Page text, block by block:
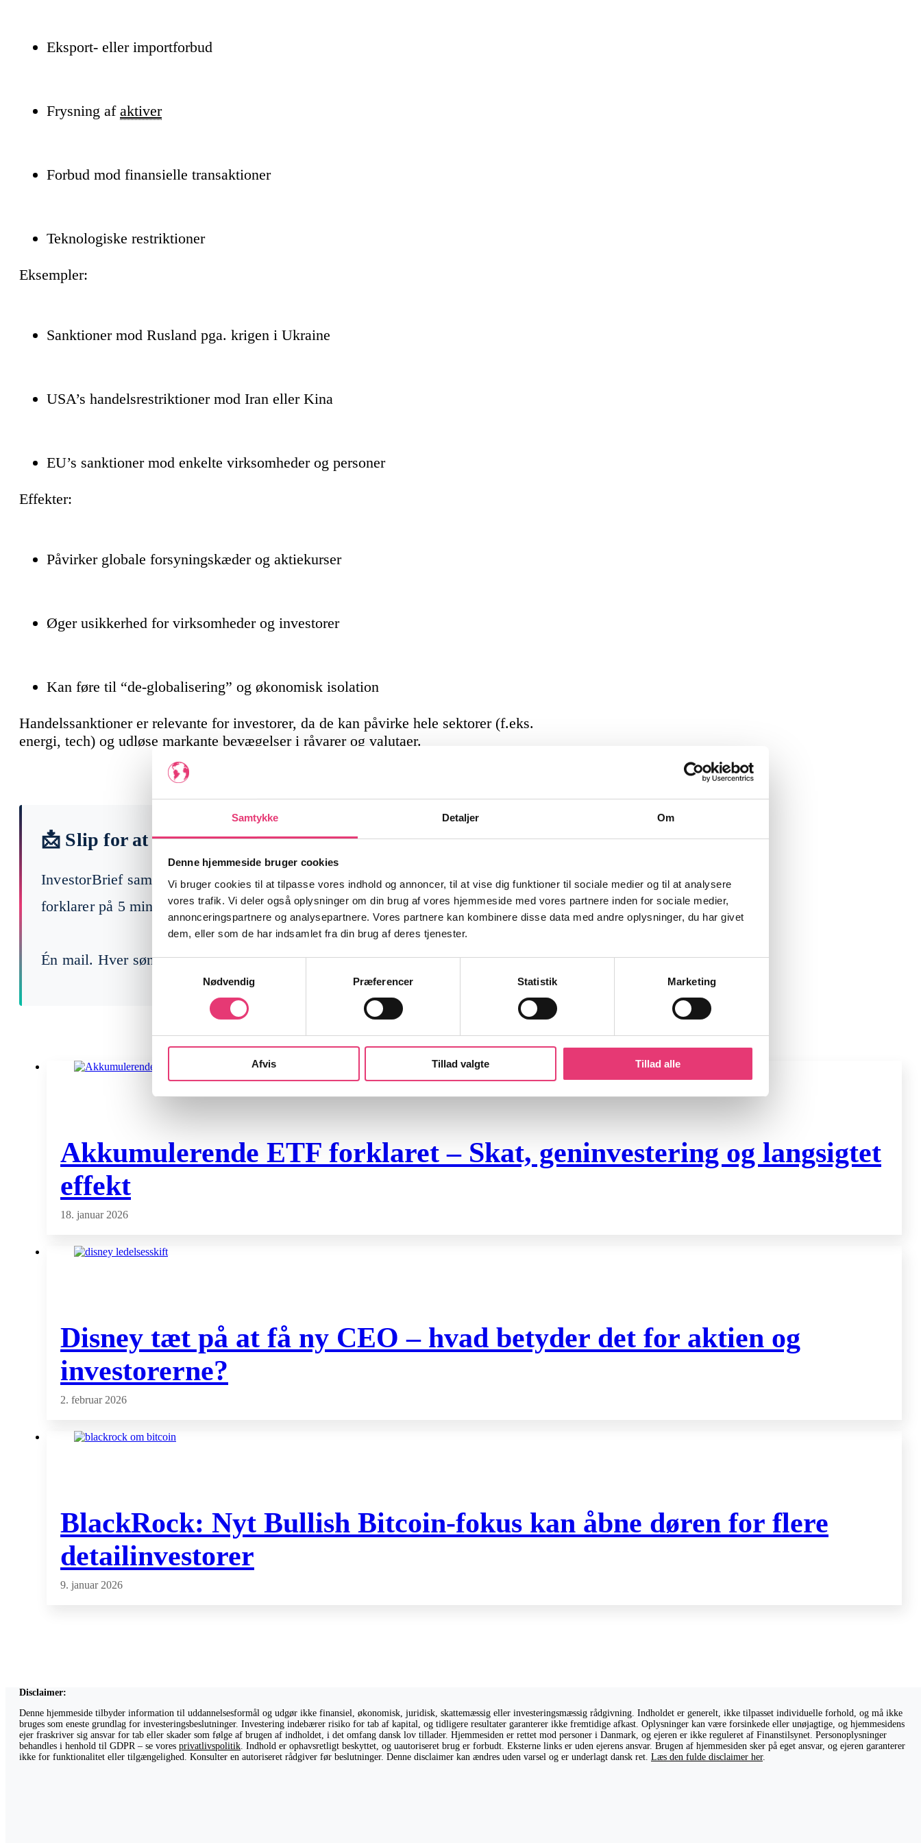
Samtykke Detaljer Om
Denne hjemmeside bruger cookies
Vi bruger cookies til at tilpasse vores indhold og annoncer, til at vise dig funktioner til sociale medier og til at analysere
vores trafik. Vi deler også oplysninger om din brug af vores hjemmeside med vores partnere inden for sociale medier,
annonceringspartnere og analysepartnere. Vores partnere kan kombinere disse data med andre oplysninger, du har givet
dem, eller som de har indsamlet fra din brug af deres tjenester.
Samtykkevalg
Nødvendig
Præferencer Statistik Marketing
Afvis Tillad valgte Tillad alle
Eksport- eller importforbud
Frysning af aktiver
Forbud mod finansielle transaktioner
Teknologiske restriktioner
Eksempler:
Sanktioner mod Rusland pga. krigen i Ukraine
USA’s handelsrestriktioner mod Iran eller Kina
EU’s sanktioner mod enkelte virksomheder og personer
Effekter:
Påvirker globale forsyningskæder og aktiekurser
Øger usikkerhed for virksomheder og investorer
Kan føre til “de-globalisering” og økonomisk isolation
Handelssanktioner er relevante for investorer, da de kan påvirke hele sektorer (f.eks.
energi, tech) og udløse markante bevægelser i råvarerog valutaer.
📩 Slip for at læse 200 finansnyheder!
InvestorBrief samler ugens vigtigste begivenheder fra finansmarkederne og
forklarer på 5 min, hvad der faktisk betyder noget for dig som investor.
Én mail. Hver søndag. Gratis.
Akkumulerende ETF forklaret – Skat, geninvestering og langsigtet
effekt
18. januar 2026
Disney tæt på at få ny CEO – hvad betyder det for aktien og
investorerne?
2. februar 2026
BlackRock: Nyt Bullish Bitcoin-fokus kan åbne døren for flere
detailinvestorer
9. januar 2026
Disclaimer:
Denne hjemmeside tilbyder information til uddannelsesformål og udgør ikke finansiel, økonomisk, juridisk, skattemæssig eller investeringsmæssig rådgivning. Indholdet er generelt, ikke tilpasset individuelle forhold, og må ikke
bruges som eneste grundlag for investeringsbeslutninger. Investering indebærer risiko for tab af kapital, og tidligere resultater garanterer ikke fremtidige afkast. Oplysninger kan være forsinkede eller unøjagtige, og hjemmesidens
ejer fraskriver sig ansvar for tab eller skader som følge af brugen af indholdet, i det omfang dansk lov tillader. Hjemmesiden er rettet mod personer i Danmark, og ejeren er ikke reguleret af Finanstilsynet. Personoplysninger
behandles i henhold til GDPR – se vores privatlivspolitik. Indhold er ophavsretligt beskyttet, og uautoriseret brug er forbudt. Eksterne links er uden ejerens ansvar. Brugen af hjemmesiden sker på eget ansvar, og ejeren garanterer
ikke for funktionalitet eller tilgængelighed. Konsulter en autoriseret rådgiver før beslutninger. Denne disclaimer kan ændres uden varsel og er underlagt dansk ret. Læs den fulde disclaimer her.